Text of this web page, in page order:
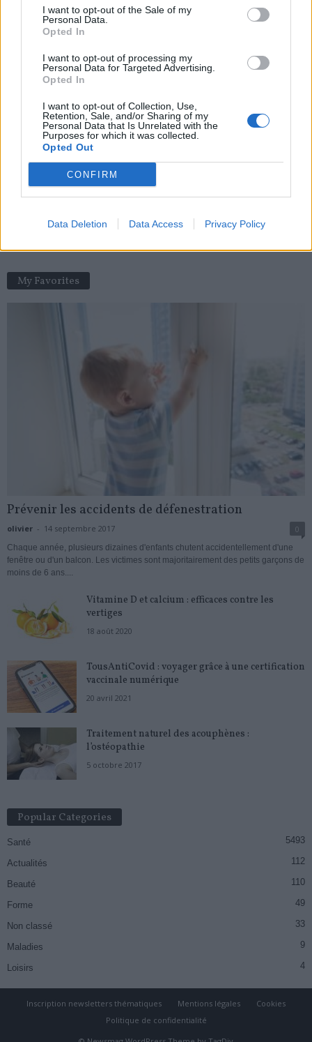
I want to opt-out of the Sale of my
Personal Data.
Opted In
I want to opt-out of processing my
Personal Data for Targeted Advertising.
Opted In
I want to opt-out of Collection, Use,
Retention, Sale, and/or Sharing of my
Personal Data that Is Unrelated with the
Purposes for which it was collected.
Opted Out
CONFIRM
Data Deletion Data Access Privacy Policy
Covid : portez-vous le masque dans les transports en
commun ?
26 octobre 2022
Canicule : TOP 5 des astuces pour se rafraîchir
13 juin 2022
news - 17 novembre 2020
Vaccination Covid-19 : la France très en retard
My Favorites
Prévenir les accidents de défenestration
olivier - 14 septembre 2017 0
Chaque année, plusieurs dizaines d'enfants chutent accidentellement d'une
fenêtre ou d'un balcon. Les victimes sont majoritairement des petits garçons de
moins de 6 ans....
Vitamine D et calcium : efficaces contre les
vertiges
18 août 2020
TousAntiCovid : voyager grâce à une certification
vaccinale numérique
20 avril 2021
Traitement naturel des acouphènes :
l’ostéopathie
5 octobre 2017
Popular Categories
Santé 5493
Actualités 112
Beauté 110
Forme 49
Non classé 33
Maladies 9
Loisirs 4
Inscription newsletters thématiques Mentions légales
Cookies
Politique de confidentialité